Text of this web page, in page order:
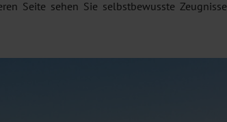
Seite sehen Sie selbstbewusste Zeugnisse